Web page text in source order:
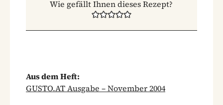
Wie gefällt Ihnen dieses Rezept?
Aus dem Heft:
GUSTO.AT Ausgabe – November 2004